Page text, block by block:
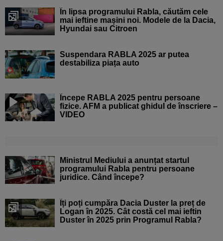
În lipsa programului Rabla, căutăm cele
mai ieftine mașini noi. Modele de la Dacia,
Hyundai sau Citroen
Suspendara RABLA 2025 ar putea
destabiliza piața auto
Începe RABLA 2025 pentru persoane
fizice. AFM a publicat ghidul de înscriere –
VIDEO
Ministrul Mediului a anunțat startul
programului Rabla pentru persoane
juridice. Când începe?
Îți poți cumpăra Dacia Duster la preț de
Logan în 2025. Cât costă cel mai ieftin
Duster în 2025 prin Programul Rabla?